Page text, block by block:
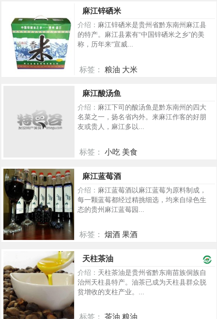
麻江锌硒米
介绍： 麻江锌硒米是贵州省黔东南州麻江县
的特产。麻江县素有“中国锌硒米之乡”的美
称，历年来“宣威...
标签： 粮油 大米
麻江酸汤鱼
介绍： 麻江下司的酸汤鱼是黔东南州的四大
名菜之一，扬名省内外。来麻江作客的好朋
友或贵人，麻江多以...
标签： 小吃 美食
麻江蓝莓酒
介绍： 麻江蓝莓酒以麻江蓝莓为原料制成，
每一颗蓝莓都经过精挑细选，均来自绿色生
态的贵州麻江蓝莓园...
标签： 烟酒 果酒
天柱茶油
介绍： 天柱茶油是贵州省黔东南苗族侗族自
治州天柱县特产。油茶已成为天柱县群众脱
贫增收的支柱产业。...
标签： 茶油 粮油